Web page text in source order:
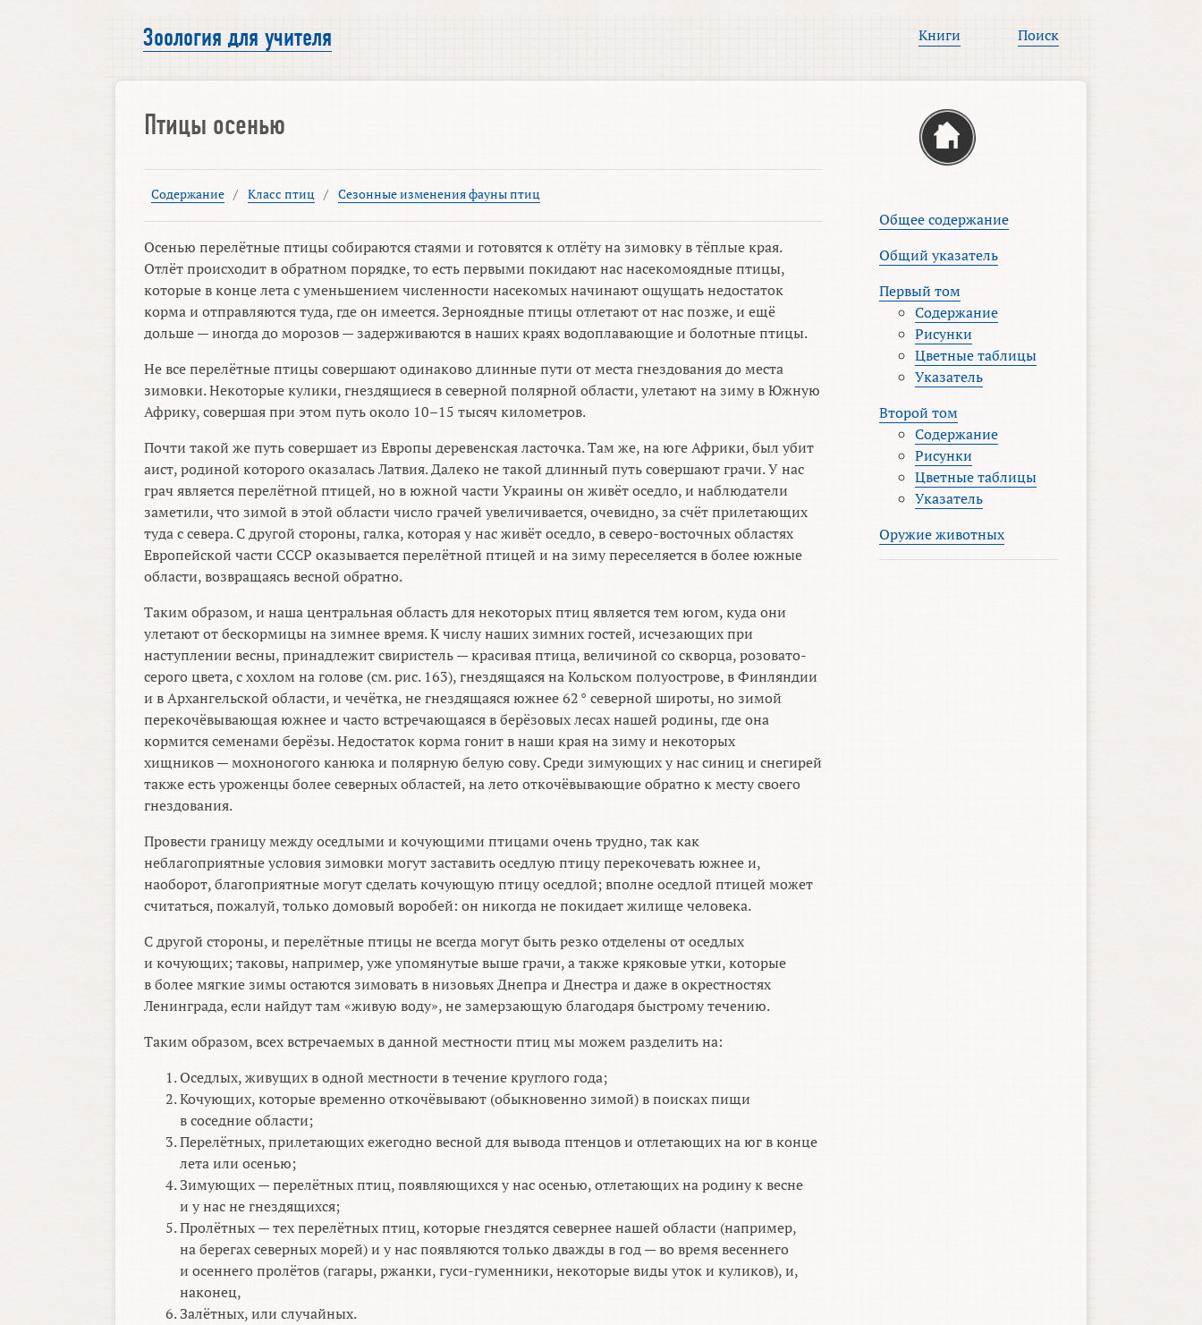
Зоология для учителя Книги Поиск
Птицы осенью
Содержание / Класс птиц / Сезонные изменения фауны птиц
Осенью перелётные птицы собираются стаями и готовятся к отлёту на зимовку в тёплые края.
Отлёт происходит в обратном порядке, то есть первыми покидают нас насекомоядные птицы,
которые в конце лета с уменьшением численности насекомых начинают ощущать недостаток
корма и отправляются туда, где он имеется. Зерноядные птицы отлетают от нас позже, и ещё
дольше — иногда до морозов — задерживаются в наших краях водоплавающие и болотные птицы.
Не все перелётные птицы совершают одинаково длинные пути от места гнездования до места
зимовки. Некоторые кулики, гнездящиеся в северной полярной области, улетают на зиму в Южную
Африку, совершая при этом путь около 10–15 тысяч километров.
Почти такой же путь совершает из Европы деревенская ласточка. Там же, на юге Африки, был убит
аист, родиной которого оказалась Латвия. Далеко не такой длинный путь совершают грачи. У нас
грач является перелётной птицей, но в южной части Украины он живёт оседло, и наблюдатели
заметили, что зимой в этой области число грачей увеличивается, очевидно, за счёт прилетающих
туда с севера. С другой стороны, галка, которая у нас живёт оседло, в северо-восточных областях
Европейской части СССР оказывается перелётной птицей и на зиму переселяется в более южные
области, возвращаясь весной обратно.
Таким образом, и наша центральная область для некоторых птиц является тем югом, куда они
улетают от бескормицы на зимнее время. К числу наших зимних гостей, исчезающих при
наступлении весны, принадлежит свиристель — красивая птица, величиной со скворца, розовато-
серого цвета, с хохлом на голове (см. рис. 163), гнездящаяся на Кольском полуострове, в Финляндии
и в Архангельской области, и чечётка, не гнездящаяся южнее 62° северной широты, но зимой
перекочёвывающая южнее и часто встречающаяся в берёзовых лесах нашей родины, где она
кормится семенами берёзы. Недостаток корма гонит в наши края на зиму и некоторых
хищников — мохноногого канюка и полярную белую сову. Среди зимующих у нас синиц и снегирей
также есть уроженцы более северных областей, на лето откочёвывающие обратно к месту своего
гнездования.
Провести границу между оседлыми и кочующими птицами очень трудно, так как
неблагоприятные условия зимовки могут заставить оседлую птицу перекочевать южнее и,
наоборот, благоприятные могут сделать кочующую птицу оседлой; вполне оседлой птицей может
считаться, пожалуй, только домовый воробей: он никогда не покидает жилище человека.
С другой стороны, и перелётные птицы не всегда могут быть резко отделены от оседлых
и кочующих; таковы, например, уже упомянутые выше грачи, а также кряковые утки, которые
в более мягкие зимы остаются зимовать в низовьях Днепра и Днестра и даже в окрестностях
Ленинграда, если найдут там «живую воду», не замерзающую благодаря быстрому течению.
Таким образом, всех встречаемых в данной местности птиц мы можем разделить на:
Оседлых, живущих в одной местности в течение круглого года;
Кочующих, которые временно откочёвывают (обыкновенно зимой) в поисках пищи
в соседние области;
Перелётных, прилетающих ежегодно весной для вывода птенцов и отлетающих на юг в конце
лета или осенью;
Зимующих — перелётных птиц, появляющихся у нас осенью, отлетающих на родину к весне
и у нас не гнездящихся;
Пролётных — тех перелётных птиц, которые гнездятся севернее нашей области (например,
на берегах северных морей) и у нас появляются только дважды в год — во время весеннего
и осеннего пролётов (гагары, ржанки, гуси-гуменники, некоторые виды уток и куликов), и,
наконец,
Залётных, или случайных.
Общее содержание
Общий указатель
Первый том
Содержание
Рисунки
Цветные таблицы
Указатель
Второй том
Содержание
Рисунки
Цветные таблицы
Указатель
Оружие животных